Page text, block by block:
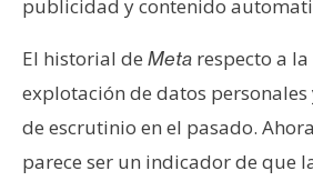
publicidad y contenido
El historial de Meta respecto a
explotación de datos
de escrutinio en el pasado.
parece ser un indicador de que